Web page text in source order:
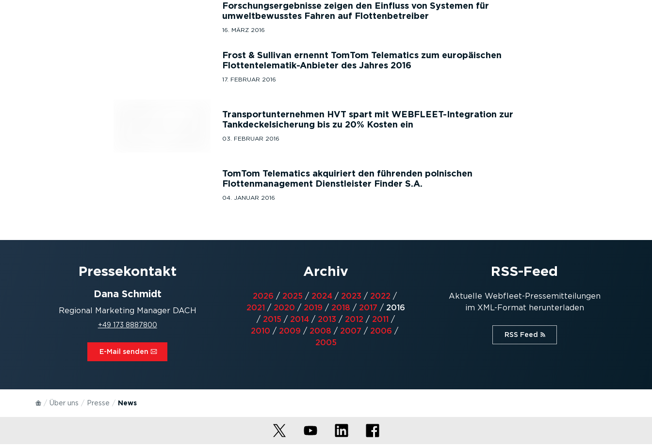
Forschungsergebnisse zeigen den Einfluss von Systemen für
umweltbewusstes Fahren auf Flottenbetreiber
16. MÄRZ 2016
Frost & Sullivan ernennt TomTom Telematics zum europäischen
Flottentelematik-Anbieter des Jahres 2016
17. FEBRUAR 2016
Transportunternehmen HVT spart mit WEBFLEET-Integration zur
Tankdeckelsicherung bis zu 20% Kosten ein
03. FEBRUAR 2016
TomTom Telematics akquiriert den führenden polnischen
Flottenmanagement Dienstleister Finder S.A.
04. JANUAR 2016
Presse­kontakt
Dana Schmidt
Regional Marketing Manager DACH
+49 173 8887800
E-Mail senden⁠
Archiv
2026 / 2025 / 2024/ 2023 / 2022 /
2021 / 2020 / 2019 / 2018 / 2017 / 2016
/ 2015 / 2014 / 2013 / 2012 / 2011 /
2010 / 2009 / 2008 / 2007 / 2006 /
2005
RSS-Feed
Aktuelle Webfleet-Pres­se­mit­tei­lungen
im XML-Format herun­ter­laden
RSS Feed⁠
Über uns Presse News